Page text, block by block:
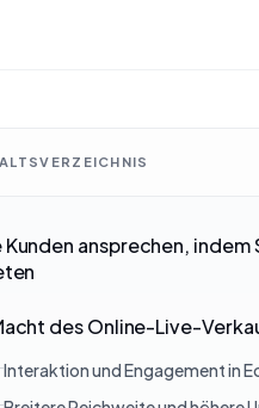
Kunden ansprechen,
des Online-Live-
Interaktion und Engagement in